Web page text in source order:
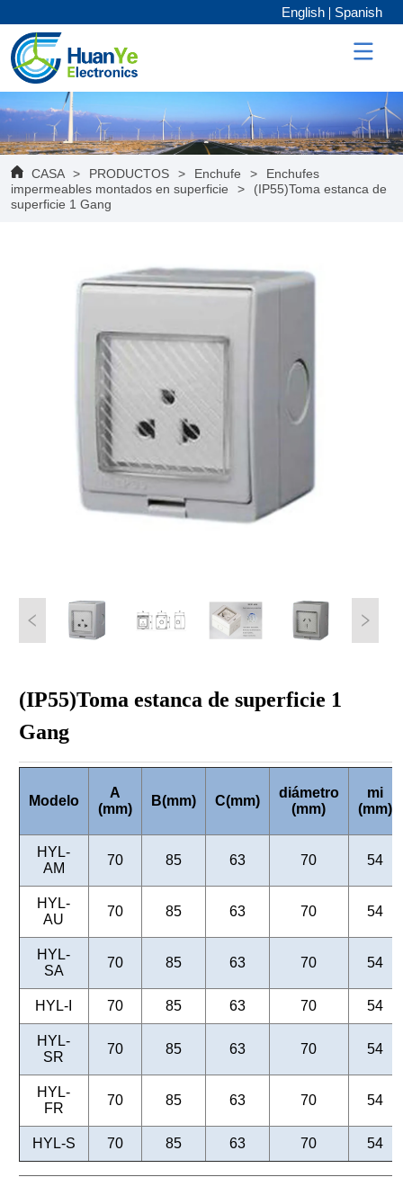
English Spanish
CASA > PRODUCTOS > Enchufe >
Enchufes
impermeables montados en superficie
>
(IP55)Toma estanca de
superficie 1 Gang
(IP55)Toma estanca de superficie 1
Gang